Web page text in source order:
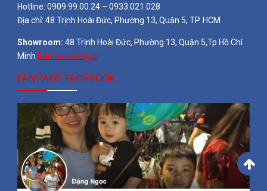
Hotline: 0909.99.00.24 – 0933.021.028
Địa chỉ: 48 Trịnh Hoài Đức, Phường 13, Quận 5, TP. HCM
Showroom: 48 Trịnh Hoài Đức, Phường 13, Quận 5,Tp Hồ Chí
Minh Bản đồ đường đi
FANPAGE FACEBOOK